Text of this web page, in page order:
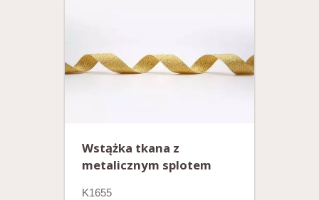
Wstążka tkana z
metalicznym splotem
K1655